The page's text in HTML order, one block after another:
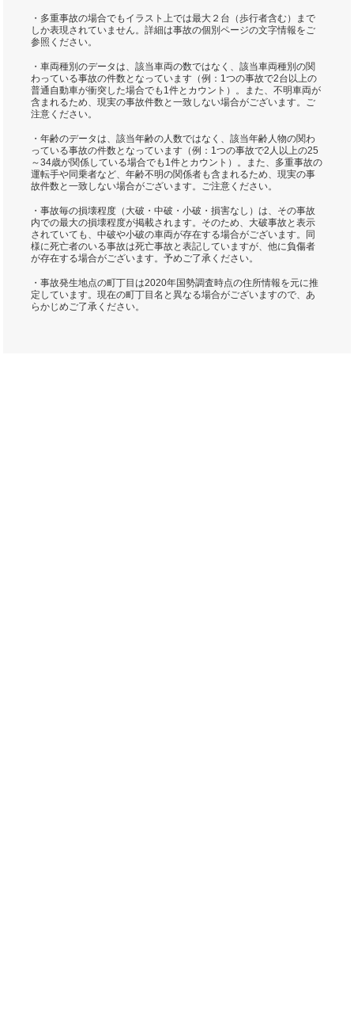
・多重事故の場合でもイラスト上では最大２台（歩行者含む）まで
しか表現されていません。詳細は事故の個別ページの文字情報をご
参照ください。
・車両種別のデータは、該当車両の数ではなく、該当車両種別の関
わっている事故の件数となっています（例：1つの事故で2台以上の
普通自動車が衝突した場合でも1件とカウント）。また、不明車両が
含まれるため、現実の事故件数と一致しない場合がございます。ご
注意ください。
・年齢のデータは、該当年齢の人数ではなく、該当年齢人物の関わ
っている事故の件数となっています（例：1つの事故で2人以上の25
～34歳が関係している場合でも1件とカウント）。また、多重事故の
運転手や同乗者など、年齢不明の関係者も含まれるため、現実の事
故件数と一致しない場合がございます。ご注意ください。
・事故毎の損壊程度（大破・中破・小破・損害なし）は、その事故
内での最大の損壊程度が掲載されます。そのため、大破事故と表示
されていても、中破や小破の車両が存在する場合がございます。同
様に死亡者のいる事故は死亡事故と表記していますが、他に負傷者
が存在する場合がございます。予めご了承ください。
・事故発生地点の町丁目は2020年国勢調査時点の住所情報を元に推
定しています。現在の町丁目名と異なる場合がございますので、あ
らかじめご了承ください。